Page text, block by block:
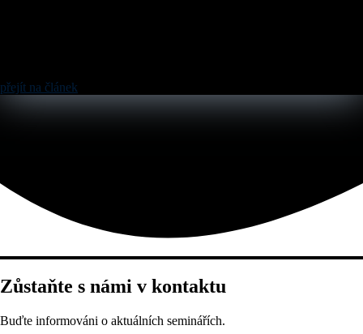
přejít na článek
Zůstaňte s námi v kontaktu
Buďte informováni o aktuálních seminářích.